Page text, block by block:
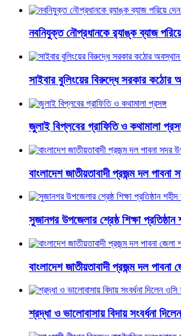
নবনিযুক্ত নৌপ্রধানকে র‌্যাঙ্ক ব্যাজ পরিয়ে
সাইবার বুলিংয়ের বিরুদ্ধে সরকার কঠোর
জুলাই বিপ্লবের গ্রাফিতি ও কথামালা
বাংলাদেশ জাতীয়তাবাদী প্রজন্ম দল
সুজানগর উপজেলার শ্রেষ্ঠ শিক্ষা
বাংলাদেশ জাতীয়তাবাদী প্রজন্ম দল
শ্রদ্ধা ও ভালোবাসায় বিদায় সংবর্ধনা